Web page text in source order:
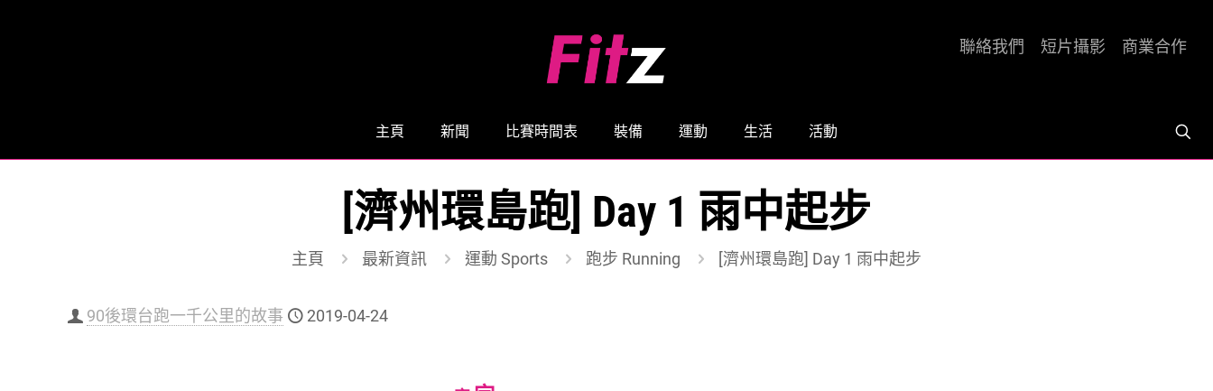
主頁 新聞 比賽時間表 裝備 運動 生活 活動
聯絡我們 短片攝影 商業合作
[濟州環島跑] Day 1 雨中起步
主頁 最新資訊 運動 Sports 跑步 Running [濟州環島跑] Day 1 雨中起步
90後環台跑一千公里的故事 2019-04-24